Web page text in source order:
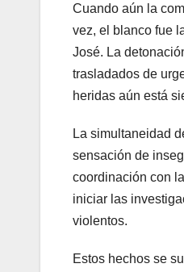
Cuando aún la
vez, el blanco fue
José. La
trasladados de
heridas aún está
La simultaneidad
sensación de
coordinación con
iniciar las
violentos.
Estos hechos se